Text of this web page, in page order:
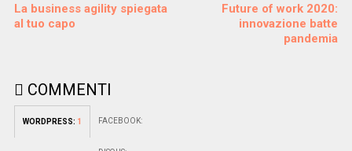
La business agility spiegata
al tuo capo
Future of work 2020:
innovazione batte
pandemia
COMMENTI
WORDPRESS: 1 FACEBOOK: